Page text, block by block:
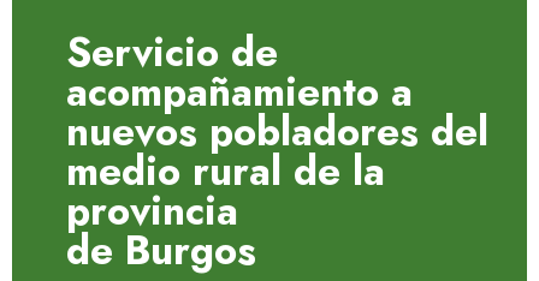
Servicio de
acompañamiento a
nuevos pobladores del
medio rural de la
provincia
de Burgos